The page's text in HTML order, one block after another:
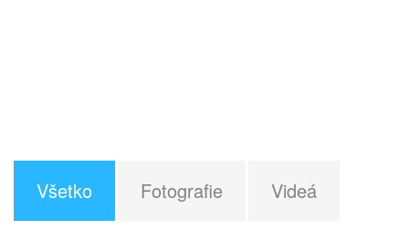
Všetko Fotografie Videá